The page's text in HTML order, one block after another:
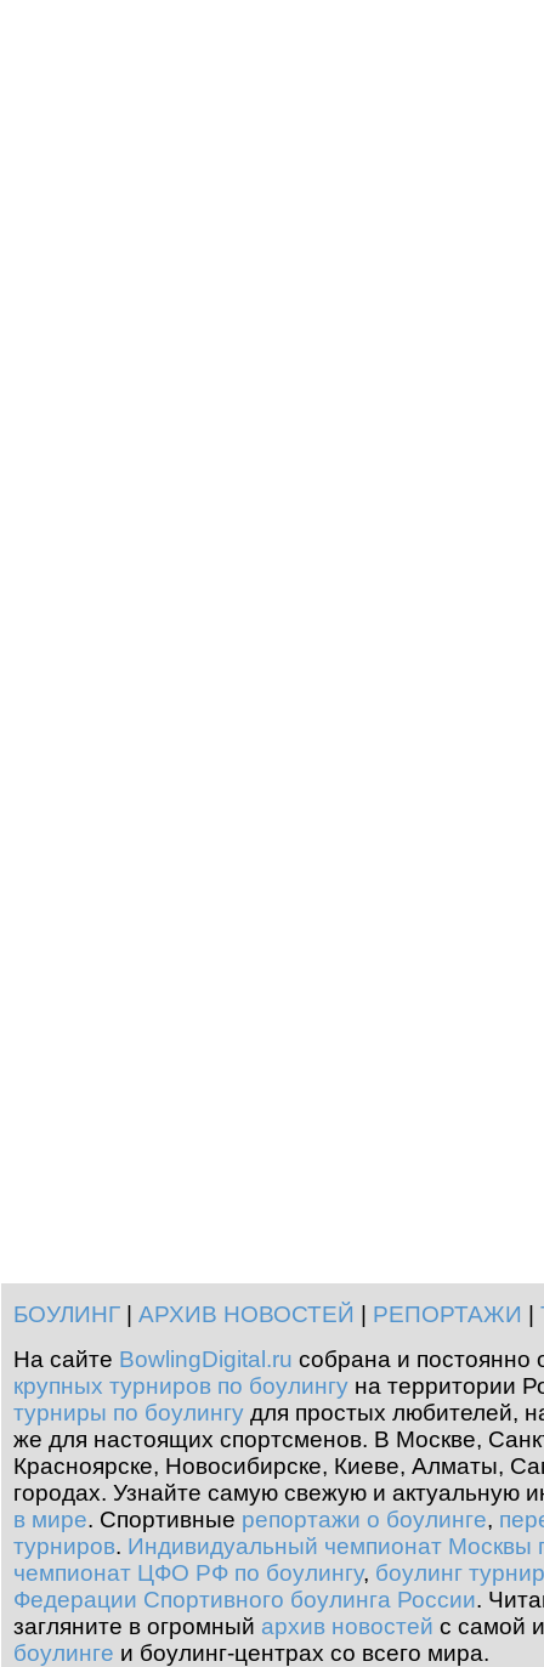
БОУЛИНГ АРХИВ НОВОСТЕЙ РЕПОРТАЖИ
На сайте BowlingDigital.ru собрана и постоянно
крупных турниров по боулингу на территории
турниры по боулингу для простых любителей,
же для настоящих спортсменов. В Москве,
Красноярске, Новосибирске, Киеве, Алматы,
городах. Узнайте самую свежую и
в мире. Спортивные репортажи о боулинге,
турниров. Индивидуальный чемпионат Москвы
чемпионат ЦФО РФ по боулингу, боулинг
Федерации Спортивного боулинга России.
загляните в огромный архив новостей с самой
боулинге и боулинг-центрах со всего мира.